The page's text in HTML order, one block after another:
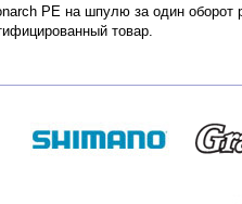
PE на шпулю за один оборот
товар.